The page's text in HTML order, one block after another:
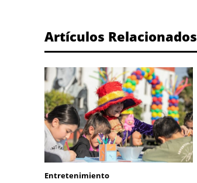
Artículos Relacionados
Entretenimiento